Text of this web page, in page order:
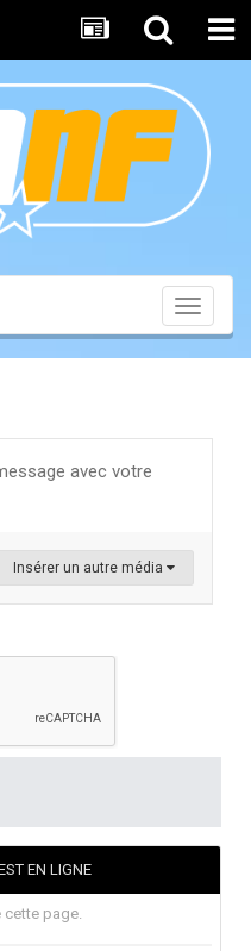
Toggle
avec votre
Insérer un autre média
EN LIGNE
cette page.